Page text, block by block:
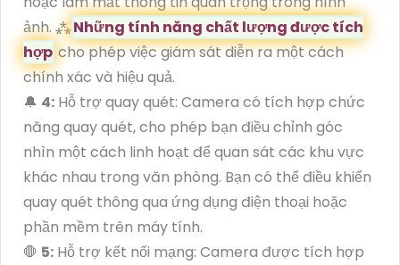
ảnh. ⁂Những tính năng chất lượng được tích
hợp cho phép việc giám sát diễn ra một cách
chính xác và hiệu quả.
🔔 4: Hỗ trợ quay quét: Camera có tích hợp chức
năng quay quét, cho phép bạn điều chỉnh góc
nhìn một cách linh hoạt để quan sát các khu vực
khác nhau trong văn phòng. Bạn có thể điều khiển
quay quét thông qua ứng dụng điện thoại hoặc
phần mềm trên máy tính.
🛑 5: Hỗ trợ kết nối mạng: Camera được tích hợp